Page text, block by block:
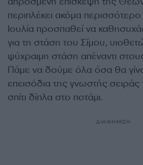
περιπλέκει ακόμα
Ιουλία προσπαθεί να
για τη στάση του Σίμου,
ψύχραιμη στάση απέναντι
Πάμε να δούμε όλα όσα θα
επεισόδια της γνωστής
σπίτι δίπλα στο ποτάμι.
ΔΙΑΦΗΜΙΣΗ